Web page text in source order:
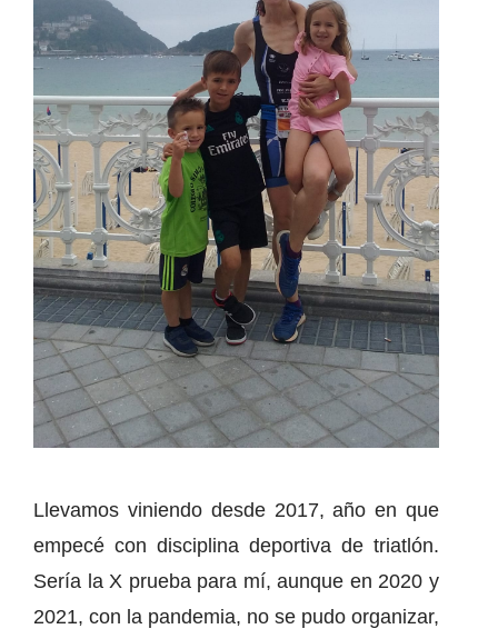
Llevamos viniendo desde 2017, año en que
empecé con disciplina deportiva de triatlón.
Sería la X prueba para mí, aunque en 2020 y
2021, con la pandemia, no se pudo organizar,